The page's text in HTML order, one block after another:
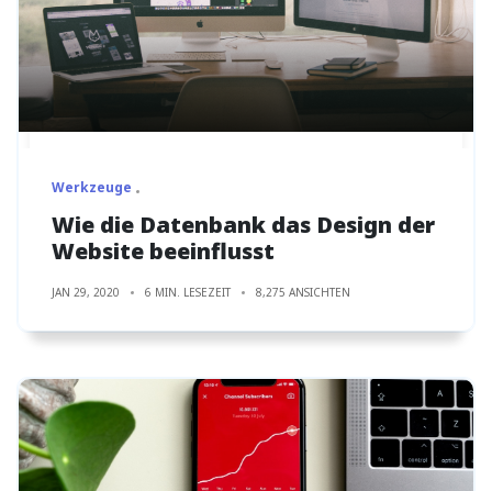
Werkzeuge
Wie die Datenbank das Design der
Website beeinflusst
JAN 29, 2020 6 MIN. LESEZEIT 8,275 ANSICHTEN